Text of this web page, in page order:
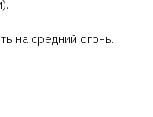
на средний огонь.